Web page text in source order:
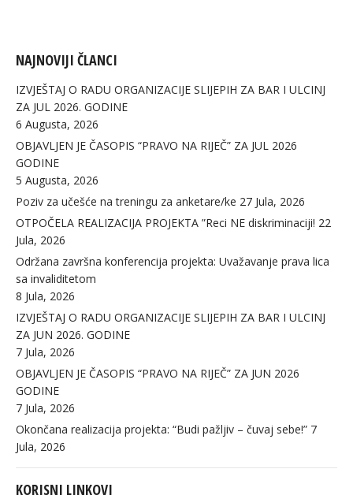
NAJNOVIJI ČLANCI
IZVJEŠTAJ O RADU ORGANIZACIJE SLIJEPIH ZA BAR I ULCINJ
ZA JUL 2026. GODINE
6 Augusta, 2026
OBJAVLJEN JE ČASOPIS “PRAVO NA RIJEČ” ZA JUL 2026
GODINE
5 Augusta, 2026
Poziv za učešće na treningu za anketare/ke 27 Jula, 2026
OTPOČELA REALIZACIJA PROJEKTA ”Reci NE diskriminaciji! 22
Jula, 2026
Održana završna konferencija projekta: Uvažavanje prava lica
sa invaliditetom
8 Jula, 2026
IZVJEŠTAJ O RADU ORGANIZACIJE SLIJEPIH ZA BAR I ULCINJ
ZA JUN 2026. GODINE
7 Jula, 2026
OBJAVLJEN JE ČASOPIS “PRAVO NA RIJEČ” ZA JUN 2026
GODINE
7 Jula, 2026
Okončana realizacija projekta: “Budi pažljiv – čuvaj sebe!” 7
Jula, 2026
KORISNI LINKOVI